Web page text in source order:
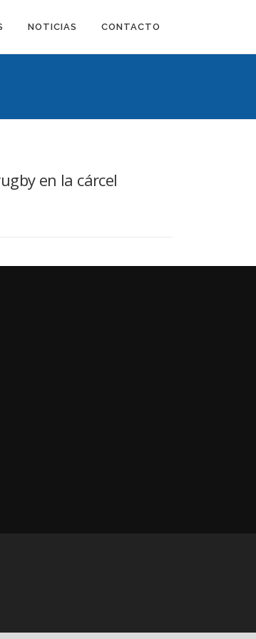
NOTICIAS CONTACTO
en la cárcel